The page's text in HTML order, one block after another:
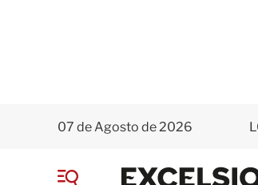
07 de Agosto de 2026